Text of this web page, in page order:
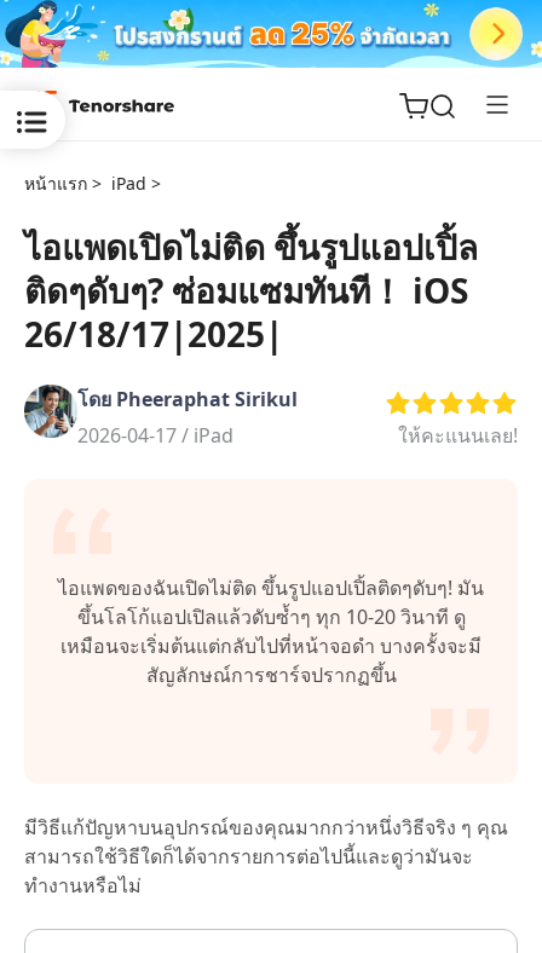
ReiBoot
for iOS
Tenorshare
PDNob
New
หน้าแรก > iPad >
ไอแพดเปิดไม่ติด ขึ้นรูปแอปเปิ้ล
ติดๆดับๆ? ซ่อมแซมทันที！ iOS
26/18/17|2025|
โดย Pheeraphat Sirikul
2026-04-17 / iPad ให้คะแนนเลย!
ไอแพดของฉันเปิดไม่ติด ขึ้นรูปแอปเปิ้ลติดๆดับๆ! มัน
ขึ้นโลโก้แอปเปิลแล้วดับซ้ำๆ ทุก 10-20 วินาที ดู
เหมือนจะเริ่มต้นแต่กลับไปที่หน้าจอดำ บางครั้งจะมี
สัญลักษณ์การชาร์จปรากฏขึ้น
มีวิธีแก้ปัญหาบนอุปกรณ์ของคุณมากกว่าหนึ่งวิธีจริง ๆ คุณ
สามารถใช้วิธีใดก็ได้จากรายการต่อไปนี้และดูว่ามันจะ
ทำงานหรือไม่